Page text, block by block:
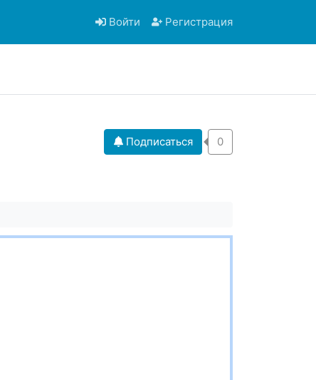
Войти Регистрация
Подписаться 0